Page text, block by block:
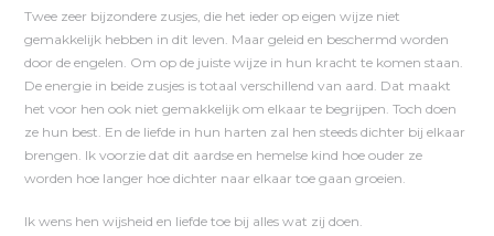
Twee zeer bijzondere zusjes, die het ieder op eigen wijze niet
gemakkelijk hebben in dit leven. Maar geleid en beschermd worden
door de engelen. Om op de juiste wijze in hun kracht te komen staan.
De energie in beide zusjes is totaal verschillend van aard. Dat maakt
het voor hen ook niet gemakkelijk om elkaar te begrijpen. Toch doen
ze hun best. En de liefde in hun harten zal hen steeds dichter bij elkaar
brengen. Ik voorzie dat dit aardse en hemelse kind hoe ouder ze
worden hoe langer hoe dichter naar elkaar toe gaan groeien.
Ik wens hen wijsheid en liefde toe bij alles wat zij doen.